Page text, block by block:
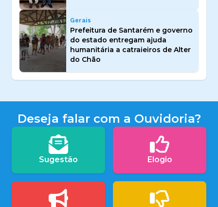
Gerais
Prefeitura de Santarém e governo
do estado entregam ajuda
humanitária a catraieiros de Alter
do Chão
Deseja falar com a Ouvidoria?
Sugestão Elogio